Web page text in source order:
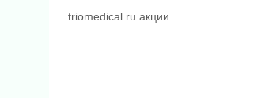
triomedical.ru акции